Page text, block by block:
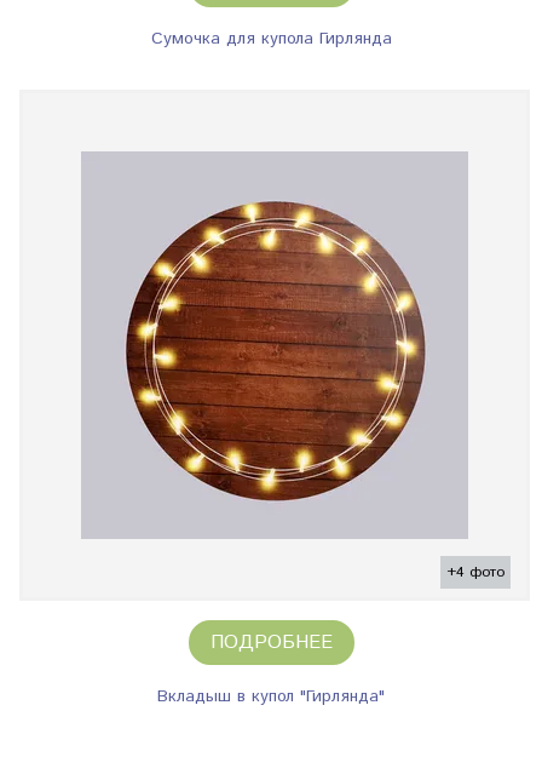
Сумочка для купола Гирлянда
+4 фото
ПОДРОБНЕЕ
Вкладыш в купол "Гирлянда"